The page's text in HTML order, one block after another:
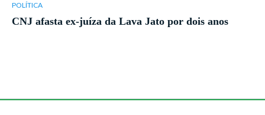
POLÍTICA
CNJ afasta ex-juíza da Lava Jato por dois anos